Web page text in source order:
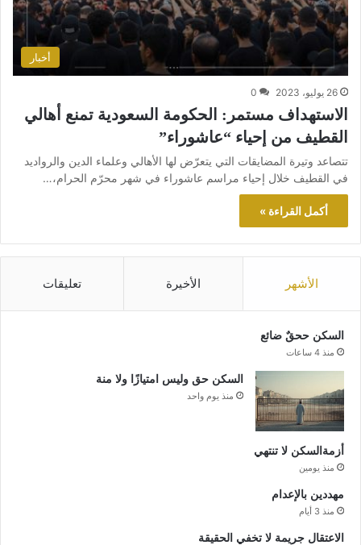
أخبار
26 يوليو، 2023 0
الاستهداف مستمر: الحكومة السعودية تمنع أهالي
القطيف من إحياء “عاشوراء”
تتصاعد وتيرة المضايقات التي يتعرّض لها الأهالي وعلماء الدين والرواديد
في القطيف خلال إحياء مراسم عاشوراء في شهر محرّم الحرام،…
أكمل القراءة »
الأشهر الأخيرة تعليقات
السكن ححقٌ ضائع
منذ 4 ساعات
السكن حق وليس امتيازًا ولا منة
منذ يوم واحد
أزمةالسكن لا تنتهي
منذ يومين
مهددين بالإعدام
منذ 3 أيام
الاعتقال جريمة لا تخفي الحقيقة